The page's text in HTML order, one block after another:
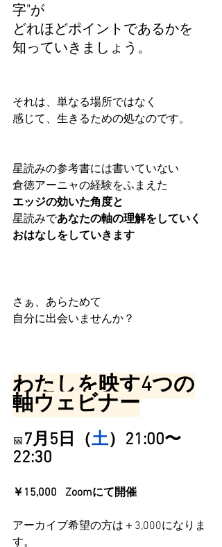
字”が
どれほどポイントであるかを
知っていきましょう。
それは、単なる場所ではなく
感じて、生きるための処なのです。
星読みの参考書には書いていない
倉徳アーニャの経験をふまえた
エッジの効いた角度と
星読みであなたの軸の理解をしていく
おはなしをしていきます
さぁ、あらためて
自分に出会いませんか？
わたしを映す4つの
軸ウェビナー
📅 7月5日（土）21:00〜
22:30
￥15,000   Zoomにて開催
アーカイブ希望の方は＋3,000になりま
す。